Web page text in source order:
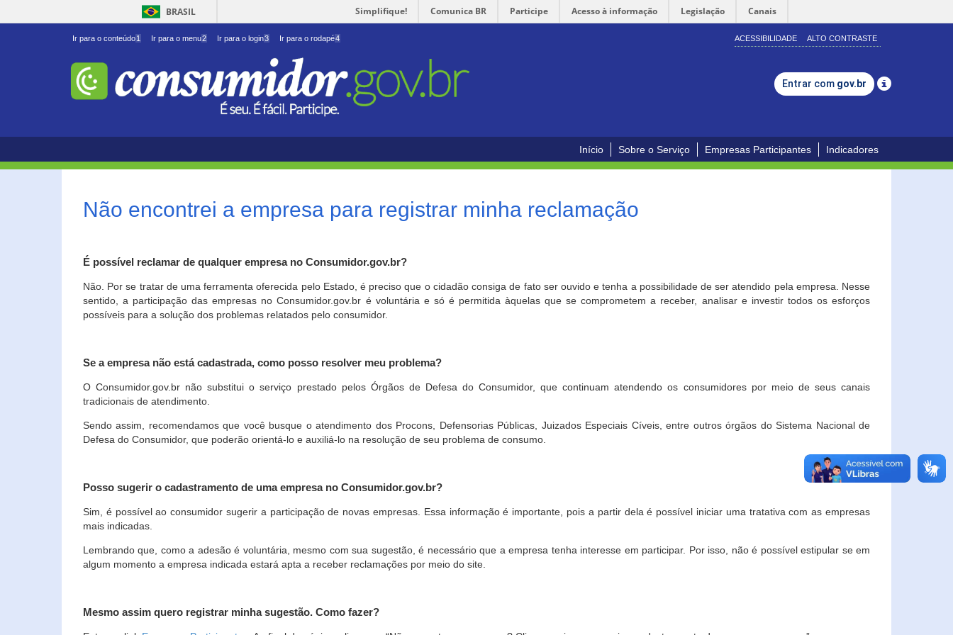
BRASIL Simplifique! Comunica BR Participe Acesso à informação Legislação Canais
Ir para o conteúdo1 Ir para o menu2 Ir para o login3 Ir para o rodapé4 ACESSIBILIDADE ALTO CONTRASTE
Entrar com gov.br
Início Sobre o Serviço Empresas Participantes Indicadores
Não encontrei a empresa para registrar minha reclamação
É possível reclamar de qualquer empresa no Consumidor.gov.br?
Não. Por se tratar de uma ferramenta oferecida pelo Estado, é preciso que o cidadão consiga de fato ser ouvido e tenha a possibilidade de ser atendido pela empresa. Nesse
sentido, a participação das empresas no Consumidor.gov.br é voluntária e só é permitida àquelas que se comprometem a receber, analisar e investir todos os esforços
possíveis para a solução dos problemas relatados pelo consumidor.
Se a empresa não está cadastrada, como posso resolver meu problema?
O Consumidor.gov.br não substitui o serviço prestado pelos Órgãos de Defesa do Consumidor, que continuam atendendo os consumidores por meio de seus canais
tradicionais de atendimento.
Sendo assim, recomendamos que você busque o atendimento dos Procons, Defensorias Públicas, Juizados Especiais Cíveis, entre outros órgãos do Sistema Nacional de
Defesa do Consumidor, que poderão orientá-lo e auxiliá-lo na resolução de seu problema de consumo.
Posso sugerir o cadastramento de uma empresa no Consumidor.gov.br?
Sim, é possível ao consumidor sugerir a participação de novas empresas. Essa informação é importante, pois a partir dela é possível iniciar uma tratativa com as empresas
mais indicadas.
Lembrando que, como a adesão é voluntária, mesmo com sua sugestão, é necessário que a empresa tenha interesse em participar. Por isso, não é possível estipular se em
algum momento a empresa indicada estará apta a receber reclamações por meio do site.
Mesmo assim quero registrar minha sugestão. Como fazer?